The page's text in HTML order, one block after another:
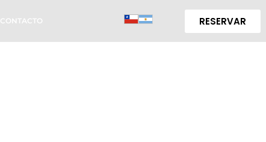
CONTACTO RESERVAR